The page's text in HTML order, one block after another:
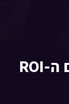
שיווק במייל: הערוץ עם ה-ROI